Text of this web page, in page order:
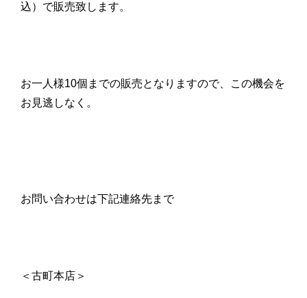
込）で販売致します。
お一人様10個までの販売となりますので、この機会を
お見逃しなく。
お問い合わせは下記連絡先まで
＜古町本店＞